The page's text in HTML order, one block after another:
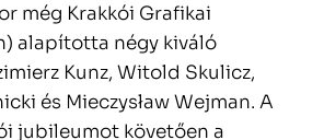
még Krakkói Grafikai
alapította négy kiváló
Kunz, Witold Skulicz,
és Mieczysław Wejman. A
jubileumot követően a